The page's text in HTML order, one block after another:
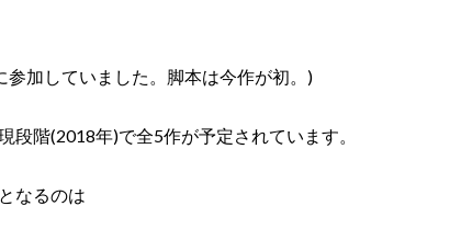
加していました。脚本は今作が初。)
階(2018年)で全5作が予定されています。
なるのは